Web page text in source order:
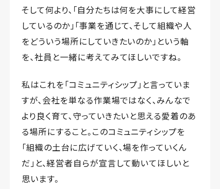
そして何より、「自分たちは何を大事にして経営
しているのか」「事業を通じて、そして組織や人
をどういう場所にしていきたいのか」という軸
を、社員と一緒に考えてみてほしいですね。
私はこれを「コミュニティシップ」と言っていま
すが、会社を単なる作業場ではなく、みんなで
より良く育て、守っていきたいと思える愛着のあ
る場所にすること。このコミュニティシップを
「組織の土台に広げていく、場を作っていくん
だ」と、経営者自らが宣言して動いてほしいと
思います。